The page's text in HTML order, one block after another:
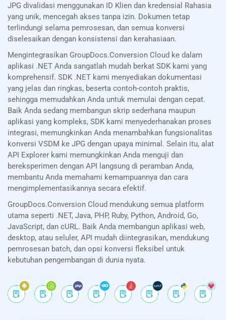
JPG divalidasi menggunakan ID Klien dan kredensial Rahasia
yang unik, mencegah akses tanpa izin. Dokumen tetap
terlindungi selama pemrosesan, dan semua konversi
diselesaikan dengan konsistensi dan kerahasiaan.
Mengintegrasikan GroupDocs.Conversion Cloud ke dalam
aplikasi .NET Anda sangatlah mudah berkat SDK kami yang
komprehensif. SDK .NET kami menyediakan dokumentasi
yang jelas dan ringkas, beserta contoh-contoh praktis,
sehingga memudahkan Anda untuk memulai dengan cepat.
Baik Anda sedang membangun skrip sederhana maupun
aplikasi yang kompleks, SDK kami menyederhanakan proses
integrasi, memungkinkan Anda menambahkan fungsionalitas
konversi VSDM ke JPG dengan upaya minimal. Selain itu, alat
API Explorer kami memungkinkan Anda menguji dan
bereksperimen dengan API langsung di peramban Anda,
membantu Anda memahami kemampuannya dan cara
mengimplementasikannya secara efektif.
GroupDocs.Conversion Cloud mendukung semua platform
utama seperti .NET, Java, PHP, Ruby, Python, Android, Go,
JavaScript, dan cURL. Baik Anda membangun aplikasi web,
desktop, atau seluler, API mudah diintegrasikan, mendukung
pemrosesan batch, dan opsi konversi fleksibel untuk
kebutuhan pengembangan di dunia nyata.